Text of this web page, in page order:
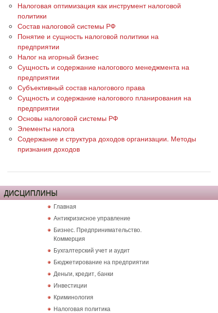
Налоговая оптимизация как инструмент налоговой
политики
Состав налоговой системы РФ
Понятие и сущность налоговой политики на
предприятии
Налог на игорный бизнес
Сущность и содержание налогового менеджмента на
предприятии
Субъективный состав налогового права
Сущность и содержание налогового планирования на
предприятии
Основы налоговой системы РФ
Элементы налога
Содержание и структура доходов организации. Методы
признания доходов
ДИСЦИПЛИНЫ
Главная
Антикризисное управление
Бизнес. Предпринимательство.
Коммерция
Бухгалтерский учет и аудит
Бюджетирование на предприятии
Деньги, кредит, банки
Инвестиции
Криминология
Налоговая политика